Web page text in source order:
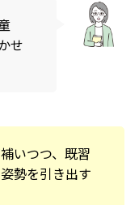
せ
いつつ、既習
勢を引き出す